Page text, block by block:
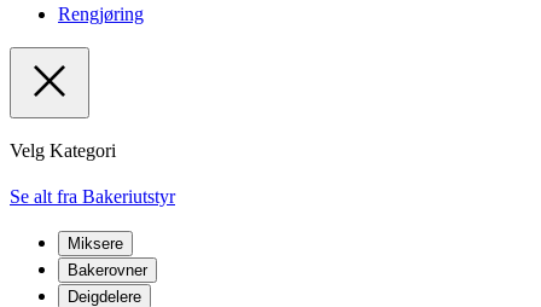
Rengjøring
Velg Kategori
Se alt fra Bakeriutstyr
Miksere
Bakerovner
Deigdelere